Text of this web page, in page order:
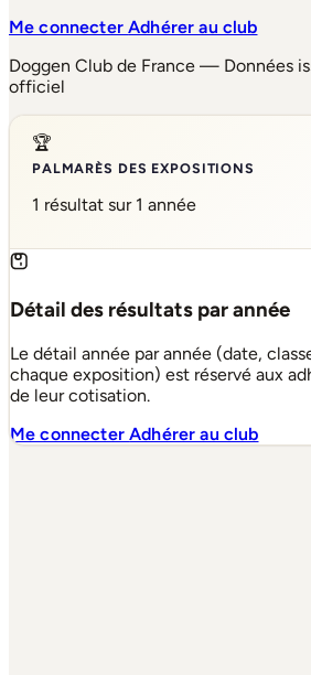
Me connecterAdhérer au club
Doggen Club de France — Données
officiel
🏆
PALMARÈS DES EXPOSITIONS
1 résultat sur 1 année
Détail des résultats par année
Le détail année par année (date,
chaque exposition) est réservé aux
de leur cotisation.
Me connecterAdhérer au club